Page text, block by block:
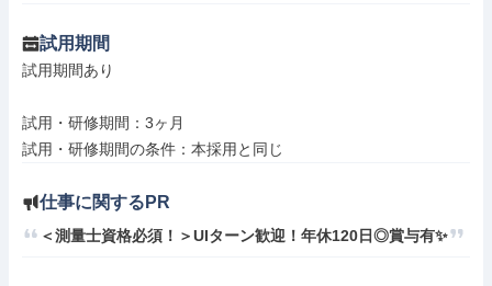
試用期間
試用期間あり
試用・研修期間：3ヶ月
仕事に関するPR
＜測量士資格必須！＞UIターン歓迎！年休120日◎賞与有✨